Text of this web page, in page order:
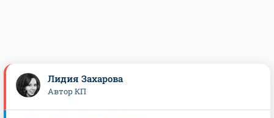
Лидия Захарова
Автор КП